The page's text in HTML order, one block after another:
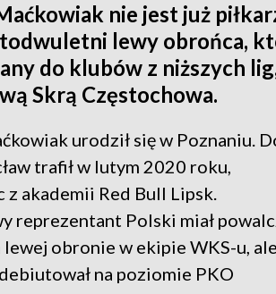
nie jest już
lewy obrońca,
do klubów z niższych
Skrą Częstochowa.
urodził się w Poznaniu.
trafił w lutym 2020 roku,
z akademii Red Bull Lipsk.
reprezentant Polski miał
lewej obronie w ekipie WKS-u, ale
na poziomie PKO